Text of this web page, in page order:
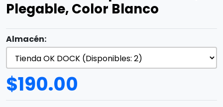
Plegable, Color Blanco
Almacén:
$190.00